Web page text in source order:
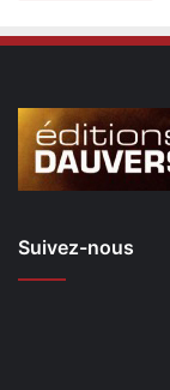
Suivez-nous